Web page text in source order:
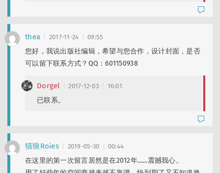
thea 2017-11-24 09:55
您好，我说出版社编辑，希望与您合作，设计封面，是否
可以留下联系方式？QQ：601150938
Dorgel 2017-12-03 16:01
已联系。
猫狼Roies 2019-05-30 00:44
在这里的第一次留言居然是在2012年……震撼我心。